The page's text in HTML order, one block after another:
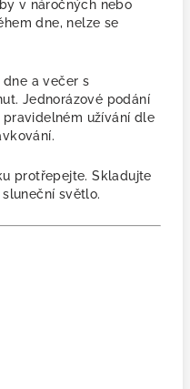
v náročných nebo
dne, nelze se
dne a večer s
Jednorázové podání
užívání dle
protřepejte. Skladujte
světlo.